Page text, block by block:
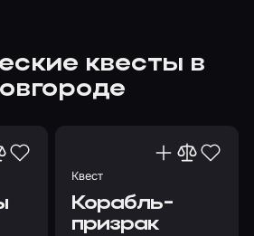
квесты в
Квест
Корабль-
призрак